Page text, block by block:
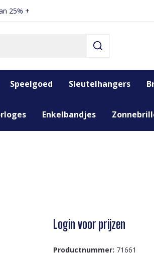
25% +
Speelgoed Sleutelhangers
Enkelbandjes
Login voor prijzen
Productnummer: 71661